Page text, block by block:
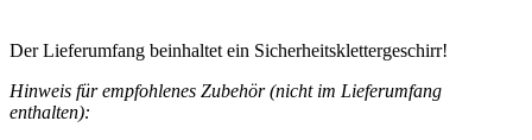
Der Lieferumfang beinhaltet ein Sicherheitsklettergeschirr!
Hinweis für empfohlenes Zubehör (nicht im Lieferumfang
enthalten):